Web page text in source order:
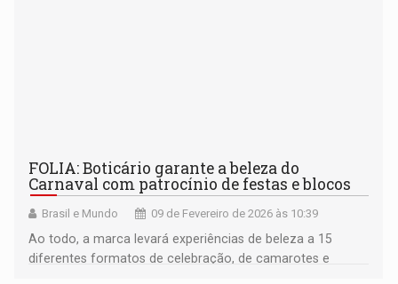
FOLIA: Boticário garante a beleza do
Carnaval com patrocínio de festas e blocos
Brasil e Mundo 09 de Fevereiro de 2026 às 10:39
Ao todo, a marca levará experiências de beleza a 15
diferentes formatos de celebração, de camarotes e